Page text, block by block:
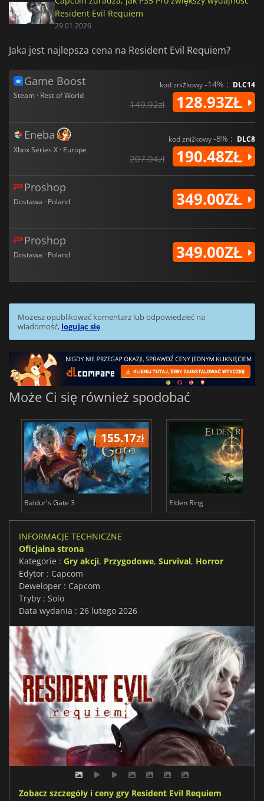
Resident Evil Requiem
29.01.2026
Jaka jest najlepsza cena na Resident Evil Requiem?
Game Boost
Steam · Rest of World
kod zniżkowy-14% : DLC14
149.92zł 128.93ZŁ
Eneba
Xbox Series X · Europe
kod zniżkowy-8% : DLC8
207.04zł 190.48ZŁ
Proshop
Dostawa · Poland 349.00ZŁ
Proshop
Dostawa · Poland 349.00ZŁ
Możesz opublikować komentarz lub odpowiedzieć na
wiadomość, logując się
Może Ci się również spodobać
155.17zł
Baldur's Gate 3 Elden Ring
INFORMACJE TECHNICZNE
Oficjalna strona
Kategorie : Gry akcji, Przygodowe, Survival, Horror
Edytor : Capcom
Deweloper : Capcom
Tryby : Solo
Data wydania : 26 lutego 2026
Zobacz szczegóły i ceny gry Resident Evil Requiem